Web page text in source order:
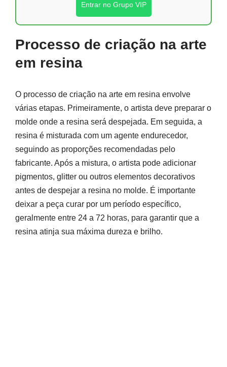
Entrar no Grupo VIP
Processo de criação na arte
em resina
O processo de criação na arte em resina envolve
várias etapas. Primeiramente, o artista deve preparar o
molde onde a resina será despejada. Em seguida, a
resina é misturada com um agente endurecedor,
seguindo as proporções recomendadas pelo
fabricante. Após a mistura, o artista pode adicionar
pigmentos, glitter ou outros elementos decorativos
antes de despejar a resina no molde. É importante
deixar a peça curar por um período específico,
geralmente entre 24 a 72 horas, para garantir que a
resina atinja sua máxima dureza e brilho.